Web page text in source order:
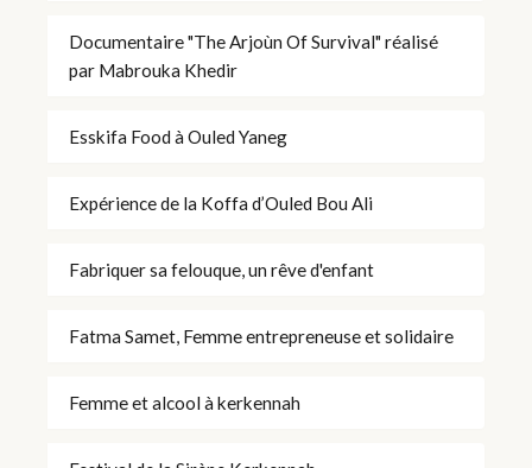
Documentaire "The Arjoùn Of Survival" réalisé
par Mabrouka Khedir
Esskifa Food à Ouled Yaneg
Expérience de la Koffa d’Ouled Bou Ali
Fabriquer sa felouque, un rêve d'enfant
Fatma Samet, Femme entrepreneuse et solidaire
Femme et alcool à kerkennah